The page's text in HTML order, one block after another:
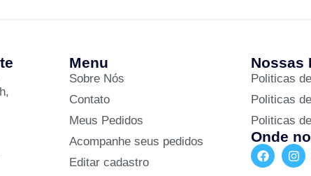
Menu
Sobre Nós
Contato
Meus Pedidos
Acompanhe seus pedidos
Editar cadastro
Nossas
Politicas
Politicas
Politicas
Onde